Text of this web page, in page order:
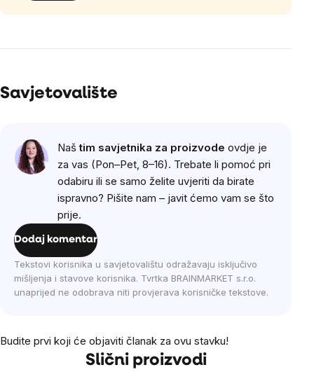
Savjetovalište
Naštim savjetnika za proizvode ovdje je
za vas (Pon–Pet, 8–16). Trebate li pomoć pri
odabiru ili se samo želite uvjeriti da birate
ispravno? Pišite nam – javit ćemo vam se što
prije.
Dodaj komentar
Tekstovi korisnika u savjetovalištu odražavaju isključivo
mišljenja i stavove korisnika. Tvrtka BRAINMARKET s.r.o.
unaprijed ne odobrava niti provjerava korisničke tekstove.
Budite prvi koji će objaviti članak za ovu stavku!
Slični proizvodi